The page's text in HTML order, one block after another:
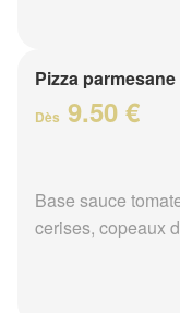
Pizza parmesane
Dès 9.50 €
Base sauce
cerises, copeaux